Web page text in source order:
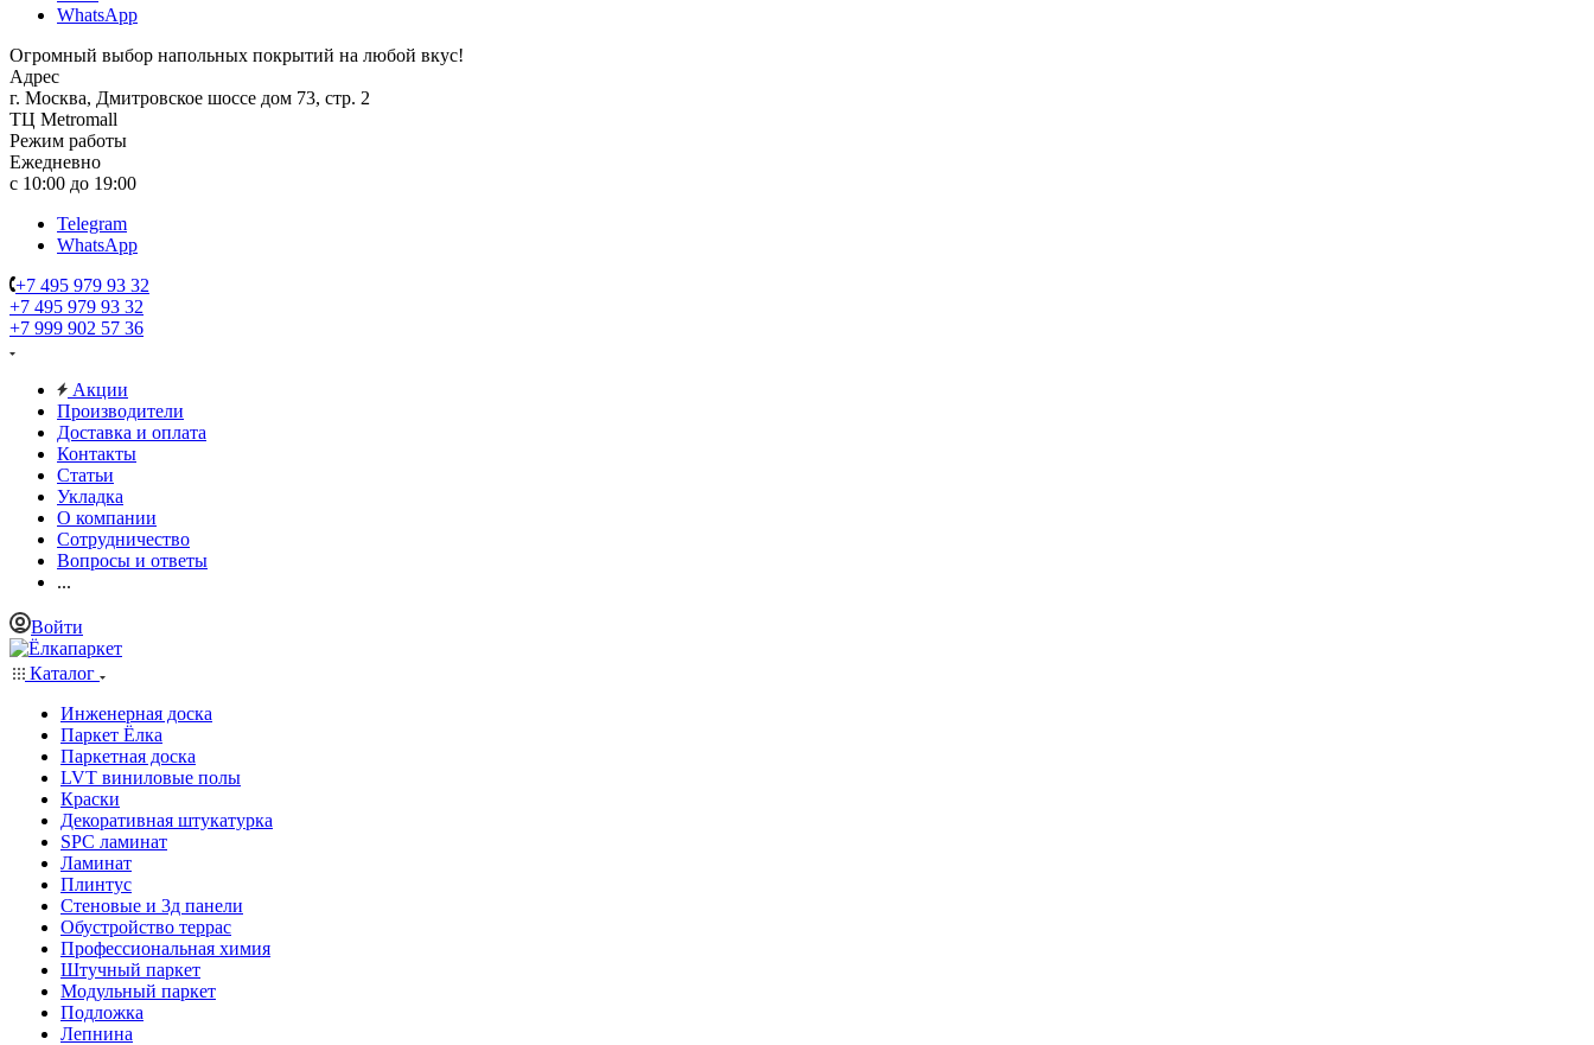
WhatsApp
Огромный выбор напольных покрытий на любой вкус!
Адрес
г. Москва, Дмитровское шоссе дом 73, стр. 2
ТЦ Metromall
Режим работы
Ежедневно
с 10:00 до 19:00
Telegram
WhatsApp
+7 495 979 93 32
+7 495 979 93 32
+7 999 902 57 36
Акции
Производители
Доставка и оплата
Контакты
Статьи
Укладка
О компании
Сотрудничество
Вопросы и ответы
...
Войти
Каталог
Инженерная доска
Паркет Ёлка
Паркетная доска
LVT виниловые полы
Краски
Декоративная штукатурка
SPC ламинат
Ламинат
Плинтус
Стеновые и 3д панели
Обустройство террас
Профессиональная химия
Штучный паркет
Модульный паркет
Подложка
Лепнина